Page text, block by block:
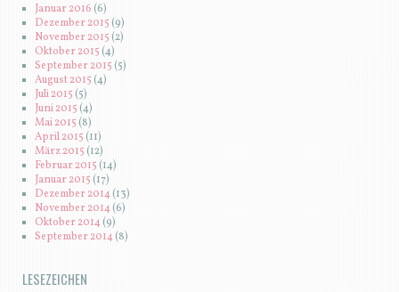
Januar 2016 (6)
Dezember 2015 (9)
November 2015 (2)
Oktober 2015 (4)
September 2015 (5)
August 2015 (4)
Juli 2015 (5)
Juni 2015 (4)
Mai 2015 (8)
April 2015 (11)
März 2015(12)
Februar 2015 (14)
Januar 2015 (17)
Dezember 2014(13)
November 2014(6)
Oktober 2014(9)
September 2014(8)
LESEZEICHEN